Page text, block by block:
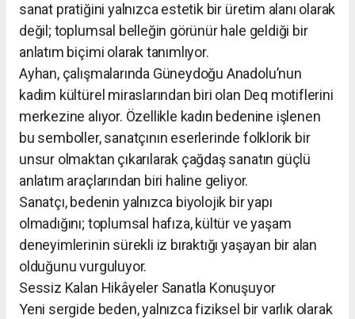
sanat pratiğini yalnızca estetik bir üretim alanı olarak
değil; toplumsal belleğin görünür hale geldiği bir
anlatım biçimi olarak tanımlıyor.
Ayhan, çalışmalarında Güneydoğu Anadolu’nun
kadim kültürel miraslarından biri olan Deq motiflerini
merkezine alıyor. Özellikle kadın bedenine işlenen
bu semboller, sanatçının eserlerinde folklorik bir
unsur olmaktan çıkarılarak çağdaş sanatın güçlü
anlatım araçlarından biri haline geliyor.
Sanatçı, bedenin yalnızca biyolojik bir yapı
olmadığını; toplumsal hafıza, kültür ve yaşam
deneyimlerinin sürekli iz bıraktığı yaşayan bir alan
olduğunu vurguluyor.
Sessiz Kalan Hikâyeler Sanatla Konuşuyor
Yeni sergide beden, yalnızca fiziksel bir varlık olarak